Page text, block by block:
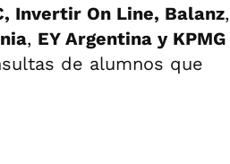
Invertir On Line, Balanz,
, EY Argentina y KPMG
de alumnos que